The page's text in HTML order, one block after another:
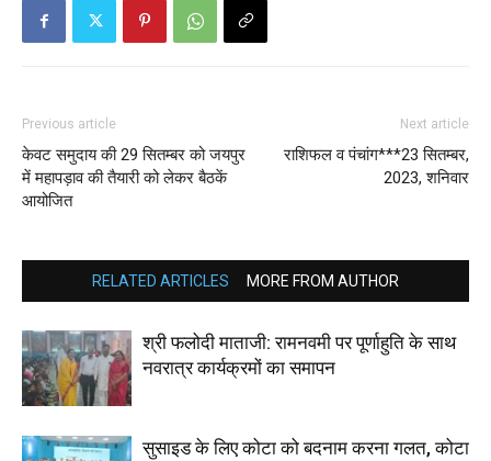
Previous article
केवट समुदाय की 29 सितम्बर को जयपुर
में महापड़ाव की तैयारी को लेकर बैठकें
आयोजित
Next article
राशिफल व पंचांग***23 सितम्बर,
2023, शनिवार
RELATED ARTICLES MORE FROM AUTHOR
श्री फलोदी माताजी: रामनवमी पर पूर्णाहुति के साथ
नवरात्र कार्यक्रमों का समापन
सुसाइड के लिए कोटा को बदनाम करना गलत, कोटा